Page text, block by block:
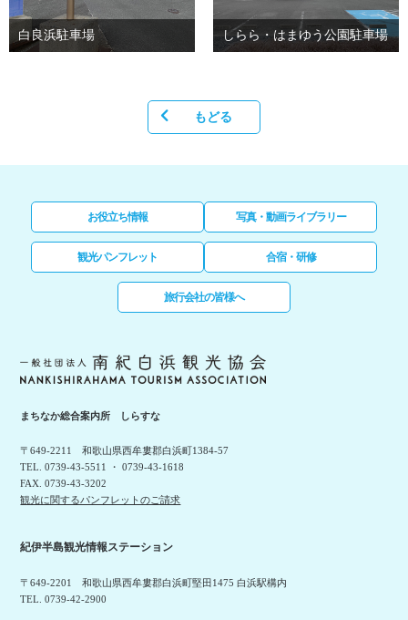
白良浜駐車場 しらら・はまゆう公園駐車場
もどる
お役立ち情報 写真・動画ライブラリー
観光パンフレット 合宿・研修
旅行会社の皆様へ
まちなか総合案内所 しらすな
〒649-2211 和歌山県西牟婁郡白浜町1384-57
TEL. 0739-43-5511 ・ 0739-43-1618
FAX. 0739-43-3202
観光に関するパンフレットのご請求
紀伊半島観光情報ステーション
〒649-2201 和歌山県西牟婁郡白浜町堅田1475 白浜駅構内
TEL. 0739-42-2900